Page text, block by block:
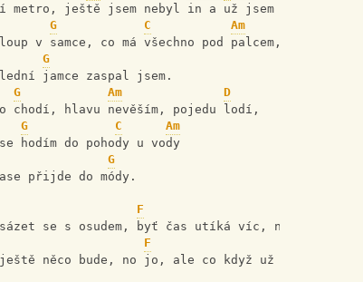
metro, ještě jsem nebyl in a už jsem retro,
G C
Am
v samce, co má všechno pod palcem,
¨
G
jamce zaspal jsem.
G Am
D
hlavu nevěším, pojedu lodí,
G C
Am
do pohody u vody
G
přijde do módy.
F
se s osudem, byť čas utíká víc, než je milo,
F
něco bude, no jo, ale co když už bylo?